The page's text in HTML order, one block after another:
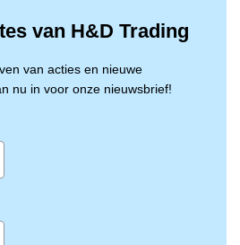
aan de volgende
EN420:2003, CE-
10 (25G 7,0N) en heeft een
van H&D Trading
van acties en nieuwe
nu in voor onze nieuwsbrief!